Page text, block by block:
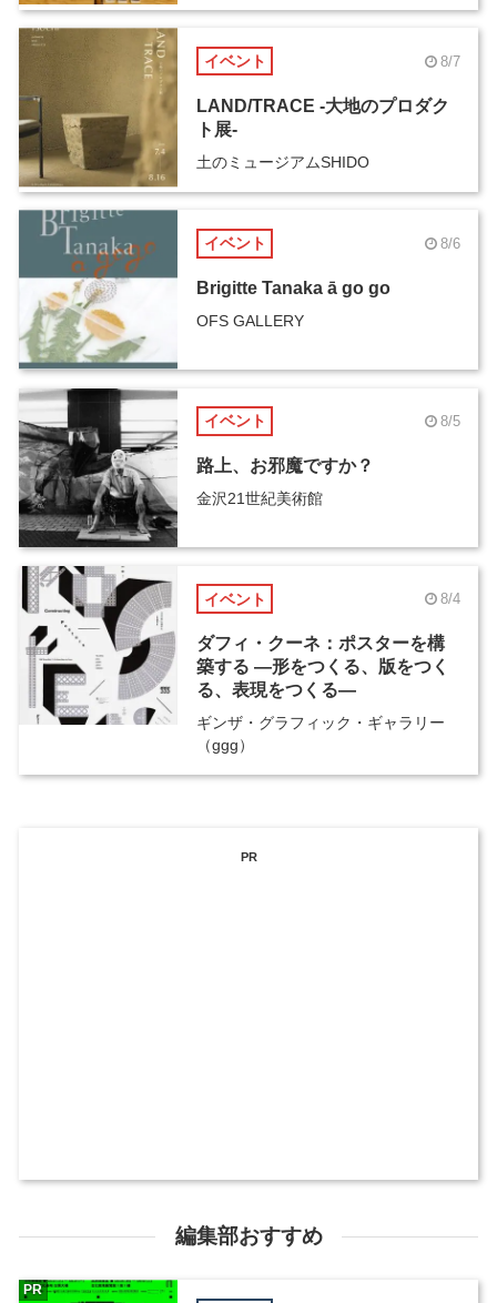
イベント 8/7
LAND/TRACE -大地のプロダク
ト展-
土のミュージアムSHIDO
イベント 8/6
Brigitte Tanaka ā go go
OFS GALLERY
イベント 8/5
路上、お邪魔ですか？
金沢21世紀美術館
イベント 8/4
ダフィ・クーネ：ポスターを構
築する ―形をつくる、版をつく
る、表現をつくる―
ギンザ・グラフィック・ギャラリー
（ggg）
PR
編集部おすすめ
PR